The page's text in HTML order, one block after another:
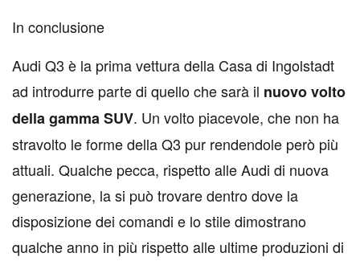
In conclusione
Audi Q3 è la prima vettura della Casa di Ingolstadt
ad introdurre parte di quello che sarà il nuovo volto
della gamma SUV. Un volto piacevole, che non ha
stravolto le forme della Q3 pur rendendole però più
attuali. Qualche pecca, rispetto alle Audi di nuova
generazione, la si può trovare dentro dove la
disposizione dei comandi e lo stile dimostrano
qualche anno in più rispetto alle ultime produzioni di